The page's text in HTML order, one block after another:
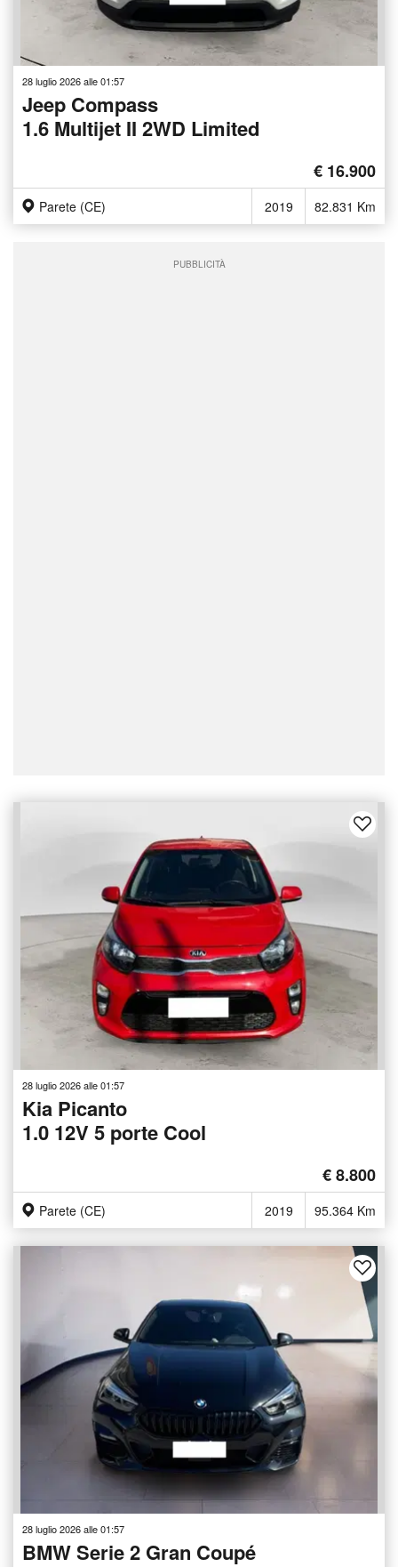
28 luglio 2026 alle 01:57
Jeep Compass
1.6 Multijet II 2WD Limited
€ 16.900
Parete (CE) 2019 82.831 Km
PUBBLICITÀ
28 luglio 2026 alle 01:57
Kia Picanto
1.0 12V 5 porte Cool
€ 8.800
Parete (CE) 2019 95.364 Km
28 luglio 2026 alle 01:57
BMW Serie 2 Gran Coupé